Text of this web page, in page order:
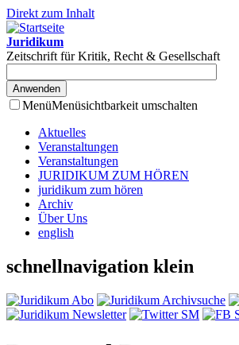
Direkt zum Inhalt
Juridikum
Zeitschrift für Kritik, Recht & Gesellschaft
MenüMenüsichtbarkeit umschalten
Aktuelles
Veranstaltungen
Veranstaltungen
JURIDIKUM ZUM HÖREN
juridikum zum hören
Archiv
Über Uns
english
schnellnavigation klein